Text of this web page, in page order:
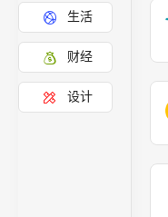
生活
财经
设计